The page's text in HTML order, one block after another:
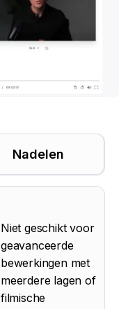
Nadelen
Niet geschikt voor
geavanceerde
bewerkingen met
meerdere lagen of
filmische